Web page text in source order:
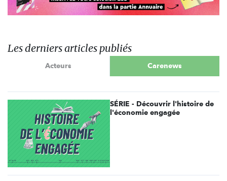
Les derniers articles publiés
Acteurs Carenews
SÉRIE - Découvrir l'histoire de
l'économie engagée